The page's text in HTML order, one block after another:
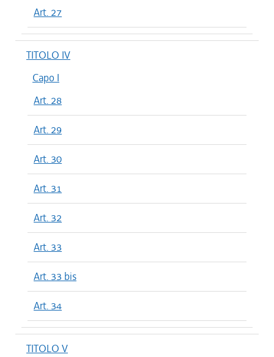
Art. 27
TITOLO IV
Capo I
Art. 28
Art. 29
Art. 30
Art. 31
Art. 32
Art. 33
Art. 33 bis
Art. 34
TITOLO V